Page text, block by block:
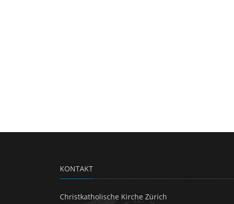
KONTAKT
Christkatholische Kirche Zürich